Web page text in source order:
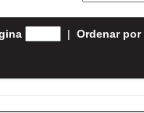
| Ordenar por